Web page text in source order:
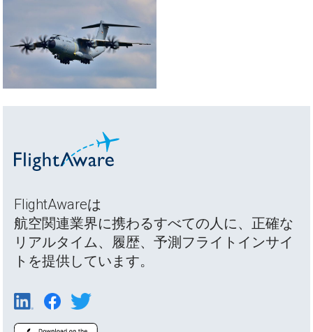
FlightAwareは
航空関連業界に携わるすべての人に、正確な
リアルタイム、履歴、予測フライトインサイ
トを提供しています。